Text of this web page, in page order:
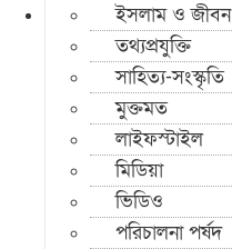
ইসলাম ও জীবন
তথ্যপ্রযুক্তি
সাহিত্য-সংস্কৃতি
মুক্তমত
লাইফস্টাইল
মিডিয়া
ভিডিও
পরিচালনা পর্ষদ